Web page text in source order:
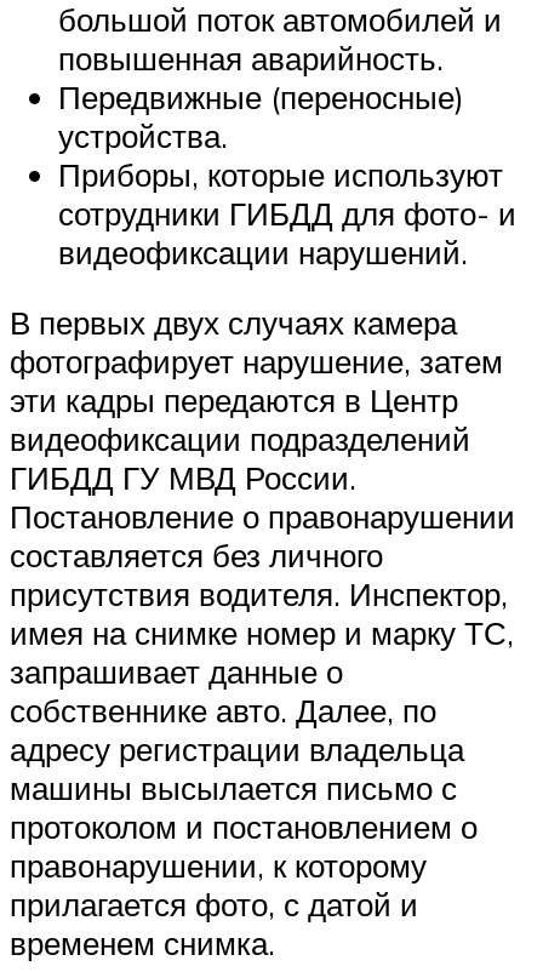
большой поток автомобилей и
повышенная аварийность.
Передвижные (переносные)
устройства.
Приборы, которые используют
сотрудники ГИБДД для фото- и
видеофиксации нарушений.
В первых двух случаях камера
фотографирует нарушение, затем
эти кадры передаются в Центр
видеофиксации подразделений
ГИБДД ГУ МВД России.
Постановление о правонарушении
составляется без личного
присутствия водителя. Инспектор,
имея на снимке номер и марку ТС,
запрашивает данные о
собственнике авто. Далее, по
адресу регистрации владельца
машины высылается письмо с
протоколом и постановлением о
правонарушении, к которому
прилагается фото, с датой и
временем снимка.